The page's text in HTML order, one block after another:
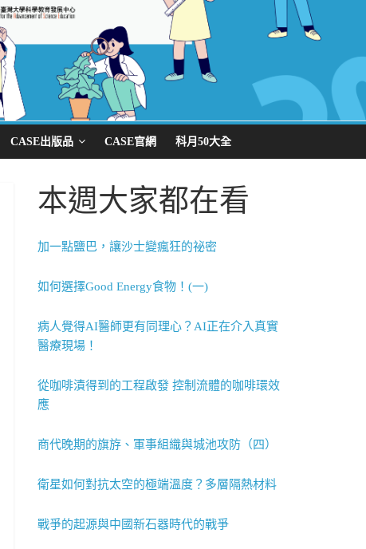
CASE出版品 CASE官網 科月50大全
本週大家都在看
加一點鹽巴，讓沙士變瘋狂的祕密
如何選擇Good Energy食物！(一)
病人覺得AI醫師更有同理心？AI正在介入真實
醫療現場！
從咖啡漬得到的工程啟發 控制流體的咖啡環效
應
商代晚期的旗斿、軍事組織與城池攻防（四）
衛星如何對抗太空的極端溫度？多層隔熱材料
戰爭的起源與中國新石器時代的戰爭